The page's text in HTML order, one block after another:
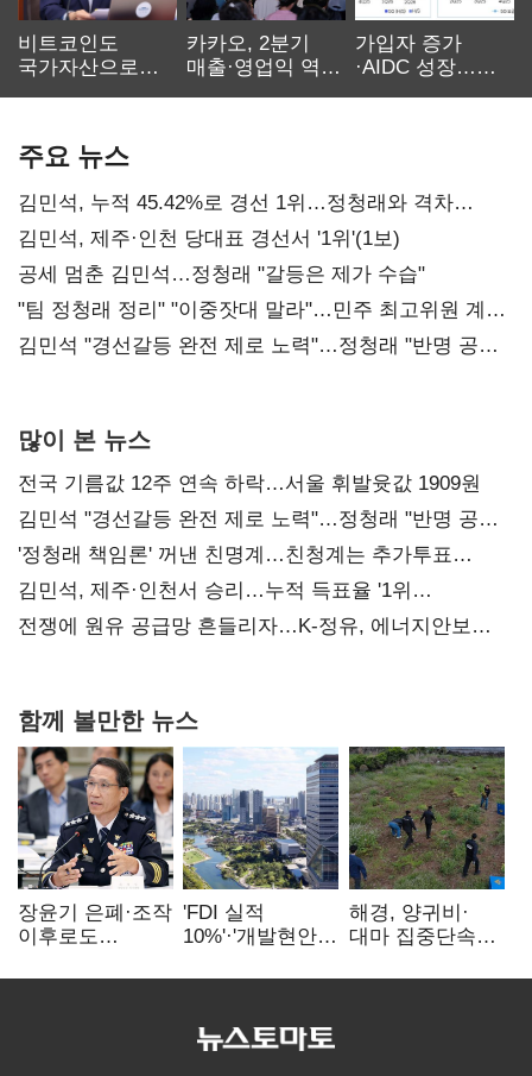
비트코인도
국가자산으로…'
카카오, 2분기
매출·영업익 역대
가입자 증가
·AIDC 성장…
주요 뉴스
김민석, 누적 45.42%로 경선 1위…정청래와 격차
0.86%p(2보)
김민석, 제주·인천 당대표 경선서 '1위'(1보)
공세 멈춘 김민석…정청래 "갈등은 제가 수습"
"팀 정청래 정리" "이중잣대 말라"…민주 최고위원 계파
다툼 격화
김민석 "경선갈등 완전 제로 노력"…정청래 "반명 공세
많이 본 뉴스
전국 기름값 12주 연속 하락…서울 휘발윳값 1909원
김민석 "경선갈등 완전 제로 노력"…정청래 "반명 공세
사과부터"
'정청래 책임론' 꺼낸 친명계…친청계는 추가투표
때리기
김민석, 제주·인천서 승리…누적 득표율 '1위
탈환'(종합)
전쟁에 원유 공급망 흔들리자…K-정유, 에너지안보
함께 볼만한 뉴스
장윤기 은폐·조작
이후로도
내부비위…경찰
'FDI 실적
10%'·'개발현안
인천경제청장
해경, 양귀비·
대마 집중단속…
249명 검거